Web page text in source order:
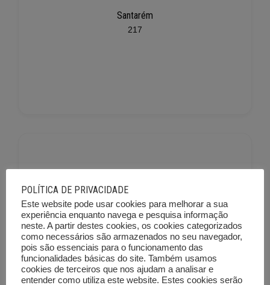
Santarém
217
Setúbal
225
POLÍTICA DE PRIVACIDADE
Este website pode usar cookies para melhorar a sua
experiência enquanto navega e pesquisa informação
neste. A partir destes cookies, os cookies categorizados
como necessários são armazenados no seu navegador,
pois são essenciais para o funcionamento das
funcionalidades básicas do site. Também usamos
cookies de terceiros que nos ajudam a analisar e
entender como utiliza este website. Estes cookies serão